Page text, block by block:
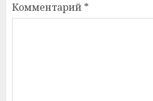
Комментарий *